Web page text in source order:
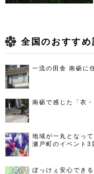
全国のおすすめ
一流の田舎 南砺に
南砺で感じた「衣・
地域が一丸となっ
瀬戸町のイベント3
ぼっけぇ安心でき